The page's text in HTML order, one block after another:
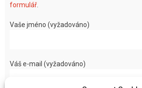
formulář
Vaše jméno (vyžadováno)
Váš e-mail (vyžadováno)